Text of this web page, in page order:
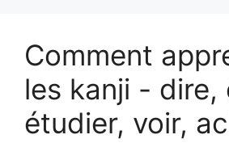
Comment
les kanji - dire,
étudier, voir,